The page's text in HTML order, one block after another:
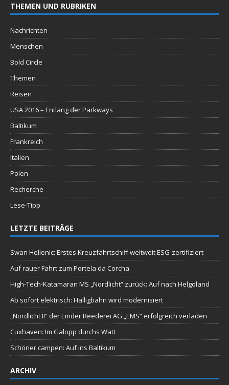
THEMEN UND RUBRIKEN
Nachrichten
Menschen
Bold Circle
Themen
Reisen
USA 2016 – Entlang der Parkways
Baltikum
Frankreich
Italien
Polen
Recherche
Lese-Tipp
LETZTE BEITRÄGE
Swan Hellenic: Erstes Kreuzfahrtschiff weltweit ESG-zertifiziert
Auf rauer Fahrt zum Portela da Corcha
High-Tech-Katamaran MS „Nordlicht“ zurück: Auf nach Helgoland
Ab sofort elektrisch: Halligbahn wird modernisiert
„Nordlicht II“ der Emder Reederei AG „EMS“ erfolgreich verladen
Cuxhaven: Im Galopp durchs Watt
Schöner campen: Auf ins Baltikum
ARCHIV